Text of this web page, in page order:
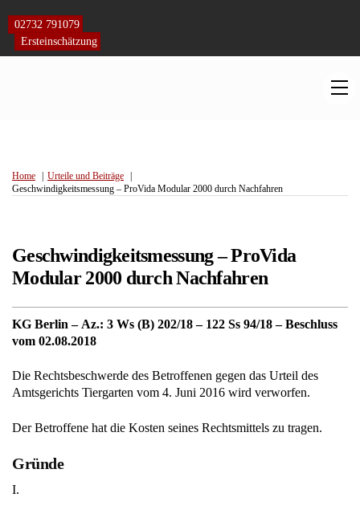
content
02732 791079
Ersteinschätzung
Home
Urteile und Beiträge
Geschwindigkeitsmessung – ProVida Modular 2000 durch Nachfahren
Geschwindigkeitsmessung – ProVida
Modular 2000 durch Nachfahren
KG Berlin – Az.: 3 Ws (B) 202/18 – 122 Ss 94/18 – Beschluss
vom 02.08.2018
Die Rechtsbeschwerde des Betroffenen gegen das Urteil des
Amtsgerichts Tiergarten vom 4. Juni 2016 wird verworfen.
Der Betroffene hat die Kosten seines Rechtsmittels zu tragen.
Gründe
I.